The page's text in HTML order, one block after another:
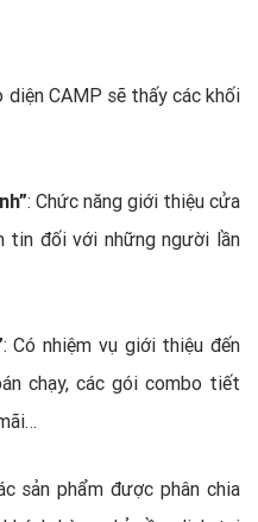
diện CAMP sẽ thấy các khối
: Chức năng giới thiệu cửa
tin đối với những người lần
: Có nhiệm vụ giới thiệu đến
chạy, các gói combo tiết
sản phẩm được phân chia